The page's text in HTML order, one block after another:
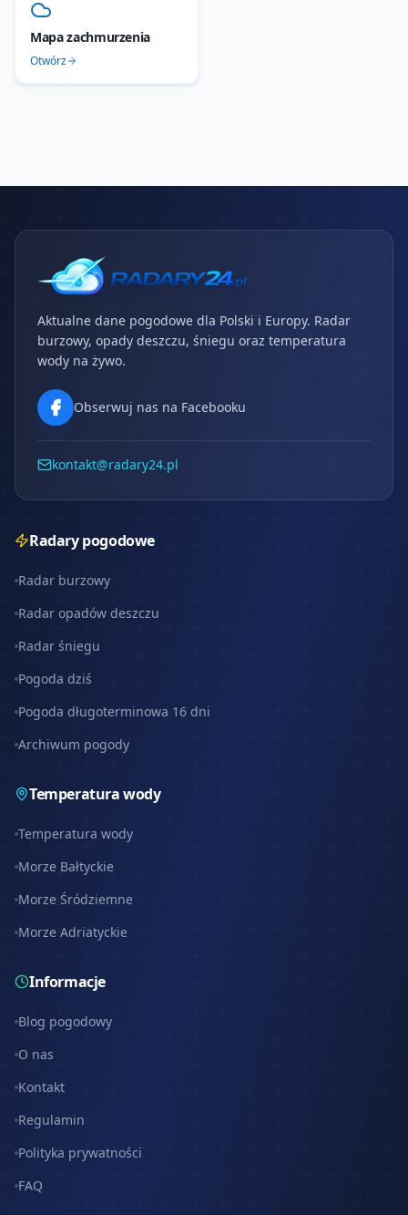
Mapa zachmurzenia
Otwórz
Aktualne dane pogodowe dla Polski i Europy. Radar
burzowy, opady deszczu, śniegu oraz temperatura
wody na żywo.
Obserwuj nas na Facebooku
kontakt@radary24.pl
Radary pogodowe
Radar burzowy
Radar opadów deszczu
Radar śniegu
Pogoda dziś
Pogoda długoterminowa 16 dni
Archiwum pogody
Temperatura wody
Temperatura wody
Morze Bałtyckie
Morze Śródziemne
Morze Adriatyckie
Informacje
Blog pogodowy
O nas
Kontakt
Regulamin
Polityka prywatności
FAQ